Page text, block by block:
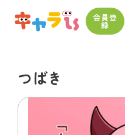
会員登
録
つばき